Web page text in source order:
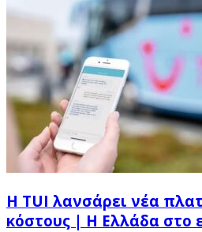
Η TUI λανσάρει νέα
κόστους | Η Ελλάδα στο